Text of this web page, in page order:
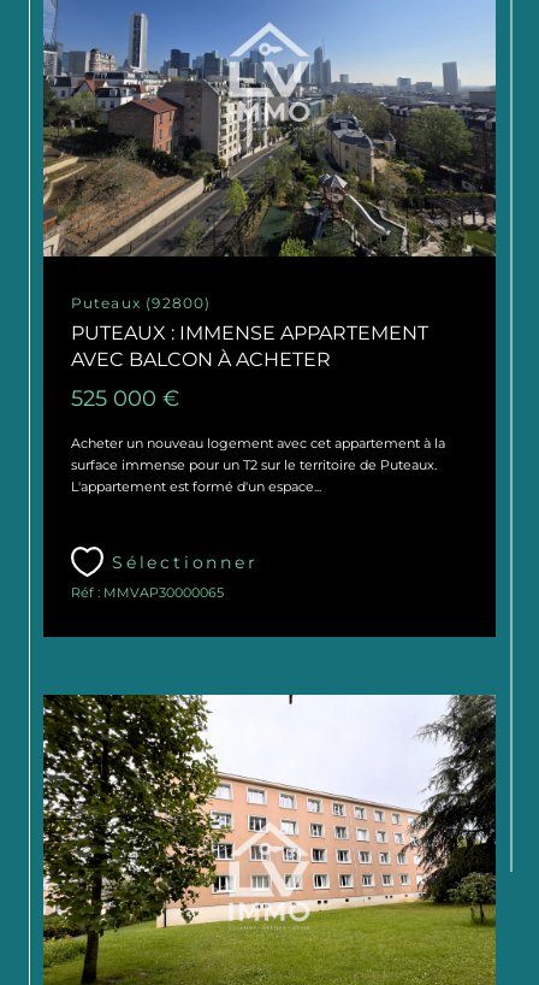
Puteaux (92800)
PUTEAUX : IMMENSE APPARTEMENT
AVEC BALCON À ACHETER
525 000 €
Acheter un nouveau logement avec cet appartement à la
surface immense pour un T2 sur le territoire de Puteaux.
L'appartement est formé d'un espace...
Sélectionner
Réf : MMVAP30000065